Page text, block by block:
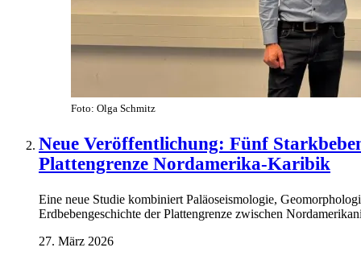
Foto: Olga Schmitz
Neue Veröffentlichung: Fünf
Plattengrenze Nordamerika-Karibik
Eine neue Studie kombiniert Paläoseismologie,
Erdbebengeschichte der Plattengrenze zwischen
27. März 2026